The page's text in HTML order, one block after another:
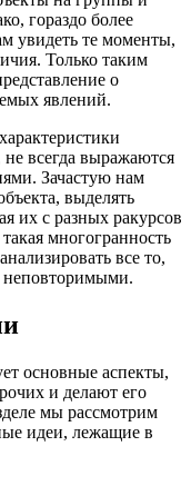
гораздо более
увидеть те моменты,
Только таким
о
явлений.
всегда выражаются
Зачастую нам
выделять
их с разных ракурсов
многогранность
все то,
неповторимыми.
основные аспекты,
и делают его
мы рассмотрим
идеи, лежащие в